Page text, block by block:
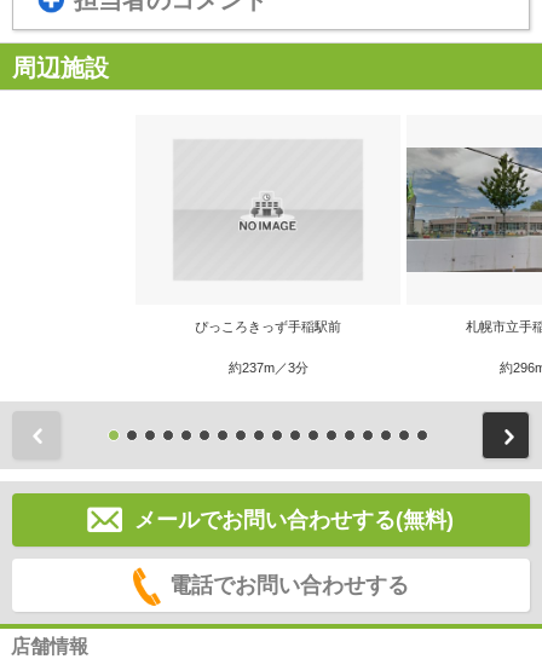
周辺施設
ぴっころきっず手稲駅前
約237m／3分
札幌市立手
約
メールでお問い合わせする(無料)
電話でお問い合わせする
店舗情報